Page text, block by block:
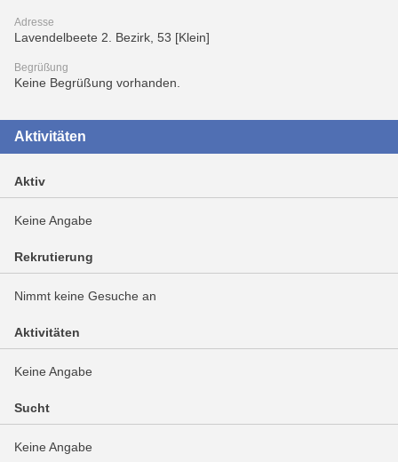
Adresse
Lavendelbeete 2. Bezirk, 53 [Klein]
Begrüßung
Keine Begrüßung vorhanden.
Aktivitäten
Aktiv
Keine Angabe
Rekrutierung
Nimmt keine Gesuche an
Aktivitäten
Keine Angabe
Sucht
Keine Angabe